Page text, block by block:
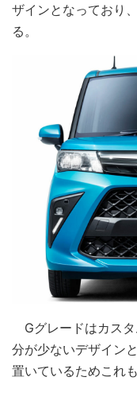
ザインとなっており
る。
Gグレードはカスタ
分が少ないデザイン
置いているためこれ